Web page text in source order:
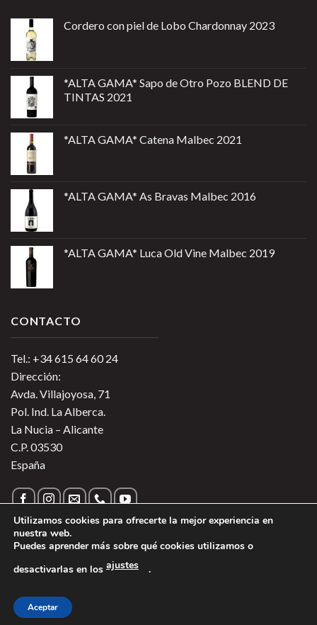
Cordero con piel de Lobo Chardonnay 2023
*ALTA GAMA* Sapo de Otro Pozo BLEND DE
TINTAS 2021
*ALTA GAMA* Catena Malbec 2021
*ALTA GAMA* As Bravas Malbec 2016
*ALTA GAMA* Luca Old Vine Malbec 2019
CONTACTO
Tel.: +34 615 64 60 24
Dirección:
Avda. Villajoyosa, 71
Pol. Ind. La Alberca.
La Nucia – Alicante
C.P. 03530
España
sobre las Cookies
Copyright 2026 ©
Utilizamos cookies para ofrecerte la mejor experiencia en
nuestra web.
Puedes aprender más sobre qué cookies utilizamos o
desactivarlas en los ajustes .
Aceptar